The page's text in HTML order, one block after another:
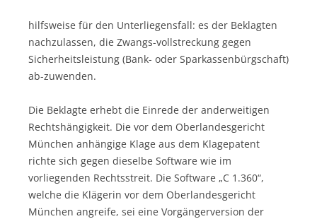
hilfsweise für den Unterliegensfall: es der Beklagten
nachzulassen, die Zwangs-vollstreckung gegen
Sicherheitsleistung (Bank- oder Sparkassenbürgschaft)
ab-zuwenden.
Die Beklagte erhebt die Einrede der anderweitigen
Rechtshängigkeit. Die vor dem Oberlandesgericht
München anhängige Klage aus dem Klagepatent
richte sich gegen dieselbe Software wie im
vorliegenden Rechtsstreit. Die Software „C 1.360“,
welche die Klägerin vor dem Oberlandesgericht
München angreife, sei eine Vorgängerversion der